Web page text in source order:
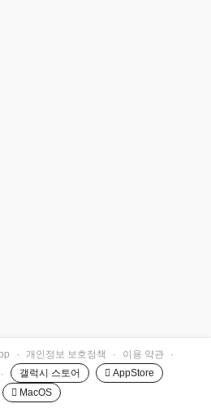
· 개인정보 보호정책 · 이용 약관
·
· 갤럭시 스토어
 AppStore
 MacOS